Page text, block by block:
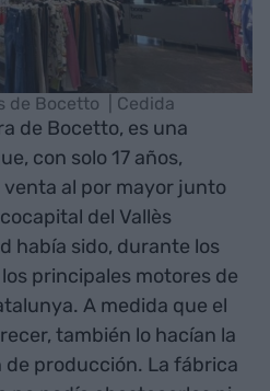
de Bocetto | Cedida
de Bocetto, es una
con solo 17 años,
al por mayor junto
del Vallès
había sido, durante los
los principales motores de
A medida que el
también lo hacían la
de producción. La fábrica